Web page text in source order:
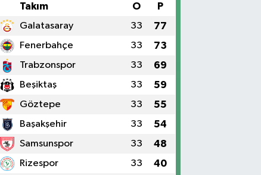
Takım O P
Galatasaray 33 77
Fenerbahçe 33 73
Trabzonspor 33 69
Beşiktaş 33 59
Göztepe 33 55
Başakşehir 33 54
Samsunspor 33 48
Rizespor 33 40